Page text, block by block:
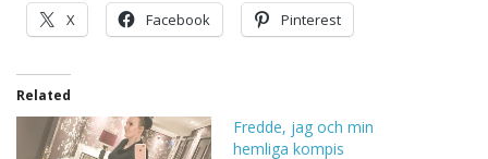
X Facebook Pinterest
Related
Fredde, jag och min
hemliga kompis